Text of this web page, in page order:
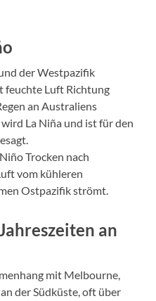
der Westpazifik
feuchte Luft Richtung
an Australiens
La Niña und ist für den
Trocken nach
vom kühleren
Ostpazifik strömt.
an
mit Melbourne,
der Südküste, oft über